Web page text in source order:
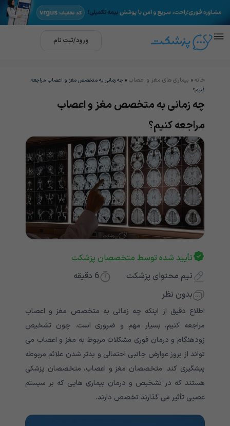
ورود/ثبت نام
خانه » بیماری های مغز و اعصاب » چه زمانی به متخصص مغز و اعصاب مراجعه
کنیم؟
چه زمانی به متخصص مغز و اعصاب
مراجعه کنیم؟
تأیید شده توسط متخصصان پزشکت
تیم محتوای پزشکت
6 دقیقه
بدون نظر
اطلاع دقیق از اینکه چه زمانی به متخصص مغز و اعصاب
مراجعه کنیم، بسیار مهم و ضروری است. چون تشخیص
زودهنگام و درمان فوری مشکلات مربوط به مغز و اعصاب می
تواند از بروز عوارض جانبی احتمالی و بدتر شدن علائم مربوطه
پیشگیری کند. متخصصان مغز و اعصاب، متخصصان پزشکی
هستند که در تشخیص و درمان بیماری هایی که بر سیستم
عصبی تأثیر می گذارند تخصص دارند.